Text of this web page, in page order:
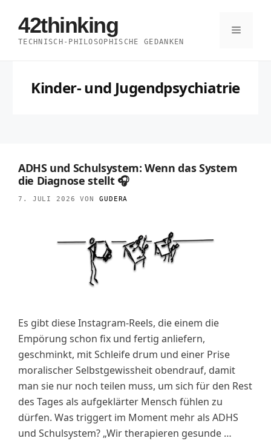
Inhalt
springen
42thinking
TECHNISCH-PHILOSOPHISCHE GEDANKEN
Menü
Kinder- und Jugendpsychiatrie
ADHS und Schulsystem: Wenn das System
die Diagnose stellt 🎧
7. JULI 2026 VON GUDERA
Es gibt diese Instagram-Reels, die einem die
Empörung schon fix und fertig anliefern,
geschminkt, mit Schleife drum und einer Prise
moralischer Selbstgewissheit obendrauf, damit
man sie nur noch teilen muss, um sich für den Rest
des Tages als aufgeklärter Mensch fühlen zu
dürfen. Was triggert im Moment mehr als ADHS
und Schulsystem? „Wir therapieren gesunde …